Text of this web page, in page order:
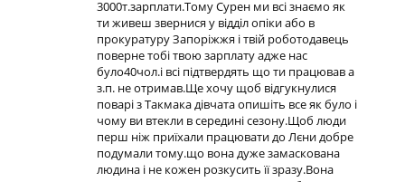
3000т.зарплати.Тому Сурен ми всі знаємо як
ти живеш звернися у відділ опіки або в
прокуратуру Запоріжжя і твій роботодавець
поверне тобі твою зарплату адже нас
було40чол.і всі підтвердять що ти працював а
з.п. не отримав.Ще хочу щоб відгукнулися
поварі з Такмака дівчата опишіть все як було і
чому ви втекли в середині сезону.Щоб люди
перш ніж приїхали працювати до Лєни добре
подумали тому.що вона дуже замаскована
людина і не кожен розкусить її зразу.Вона